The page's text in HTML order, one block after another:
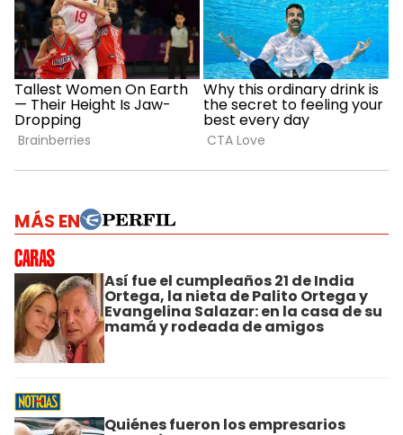
MÁS EN
Así fue el cumpleaños 21 de India
Ortega, la nieta de Palito Ortega y
Evangelina Salazar: en la casa de su
mamá y rodeada de amigos
Quiénes fueron los empresarios